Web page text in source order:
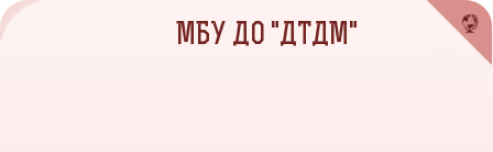
МБУ ДО "ДТДМ"